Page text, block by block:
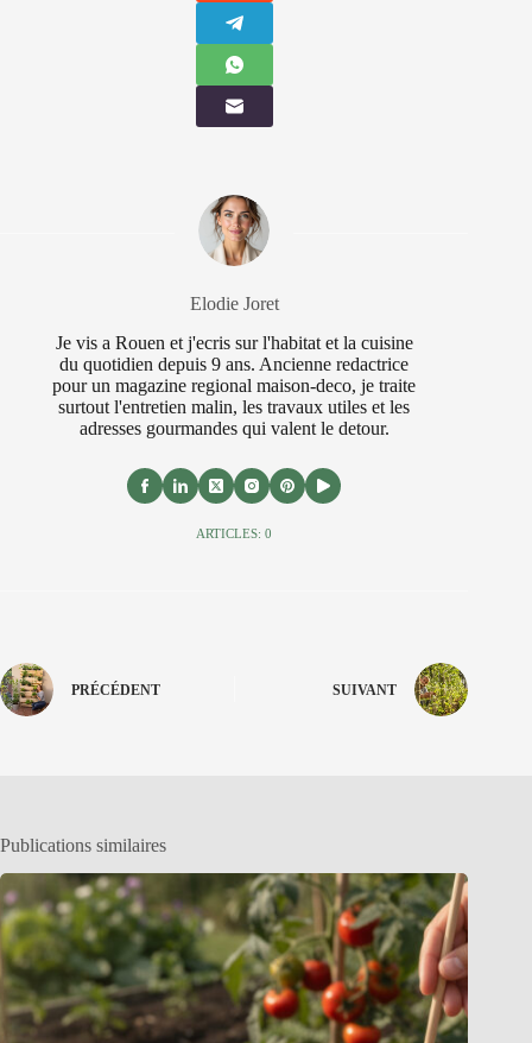
Elodie Joret
Je vis a Rouen et j'ecris sur l'habitat et la cuisine
du quotidien depuis 9 ans. Ancienne redactrice
pour un magazine regional maison-deco, je traite
surtout l'entretien malin, les travaux utiles et les
adresses gourmandes qui valent le detour.
ARTICLES: 0
PRÉCÉDENT SUIVANT
Publications similaires